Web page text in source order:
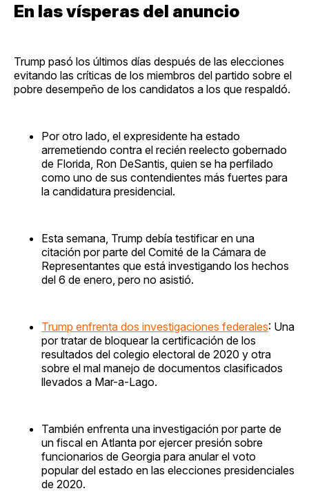
En las vísperas del anuncio
Trump pasó los últimos días después de las elecciones
evitando las críticas de los miembros del partido sobre el
pobre desempeño de los candidatos a los que respaldó.
Por otro lado, el expresidente ha estado
arremetiendo contra el recién reelecto gobernado
de Florida, Ron DeSantis, quien se ha perfilado
como uno de sus contendientes más fuertes para
la candidatura presidencial.
Esta semana, Trump debía testificar en una
citación por parte del Comité de la Cámara de
Representantes que está investigando los hechos
del 6 de enero, pero no asistió.
Trump enfrenta dos investigaciones federales: Una
por tratar de bloquear la certificación de los
resultados del colegio electoral de 2020 y otra
sobre el mal manejo de documentos clasificados
llevados a Mar-a-Lago.
También enfrenta una investigación por parte de
un fiscal en Atlanta por ejercer presión sobre
funcionarios de Georgia para anular el voto
popular del estado en las elecciones presidenciales
de 2020.